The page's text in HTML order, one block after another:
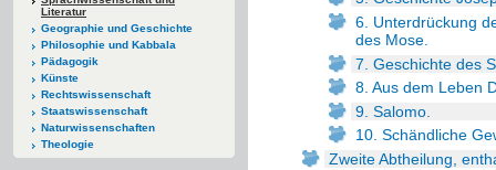
Literatur
Geographie und Geschichte
Philosophie und Kabbala
Pädagogik
Künste
Rechtswissenschaft
Staatswissenschaft
Naturwissenschaften
Theologie
6. Unterdrückung
des Mose.
7. Geschichte des
8. Aus dem Leben
9. Salomo.
10. Schändliche
Zweite Abtheilung,